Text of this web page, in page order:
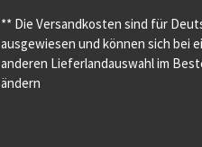
** Die Versandkosten sind für
ausgewiesen und können sich bei
anderen Lieferlandauswahl im
ändern